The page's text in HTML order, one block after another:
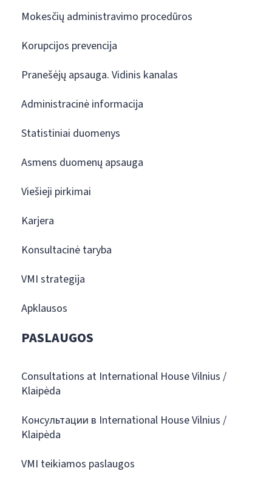
Mokesčių administravimo procedūros
Korupcijos prevencija
Pranešėjų apsauga. Vidinis kanalas
Administracinė informacija
Statistiniai duomenys
Asmens duomenų apsauga
Viešieji pirkimai
Karjera
Konsultacinė taryba
VMI strategija
Apklausos
PASLAUGOS
Consultations at International House Vilnius /
Klaipėda
Консультации в International House Vilnius /
Klaipėda
VMI teikiamos paslaugos